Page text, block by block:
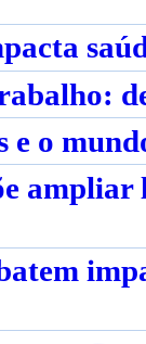
e o
ampliar